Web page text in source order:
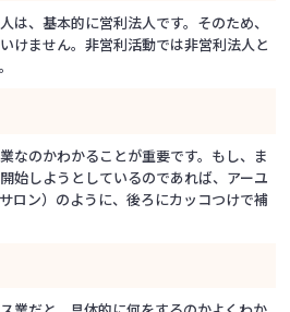
は、基本的に営利法人です。そのため、
けません。非営利活動では非営利法人と
なのかわかることが重要です。もし、ま
始しようとしているのであれば、アーユ
ロン）のように、後ろにカッコつけで補